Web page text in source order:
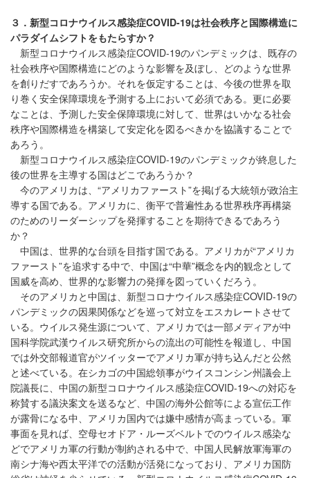
３．新型コロナウイルス感染症COVID-19は社会秩序と国際構造に
パラダイムシフトをもたらすか？
新型コロナウイルス感染症COVID-19のパンデミックは、既存の
社会秩序や国際構造にどのような影響を及ぼし、どのような世界
を創りだすであろうか。それを仮定することは、今後の世界を取
り巻く安全保障環境を予測する上において必須である。更に必要
なことは、予測した安全保障環境に対して、世界はいかなる社会
秩序や国際構造を構築して安定化を図るべきかを協議することで
あろう。
新型コロナウイルス感染症COVID-19のパンデミックが終息した
後の世界を主導する国はどこであろうか？
今のアメリカは、“アメリカファースト”を掲げる大統領が政治主
導する国である。アメリカに、衡平で普遍性ある世界秩序再構築
のためのリーダーシップを発揮することを期待できるであろう
か？
中国は、世界的な台頭を目指す国である。アメリカが“アメリカ
ファースト”を追求する中で、中国は“中華”概念を内的観念として
国威を高め、世界的な影響力の発揮を図っていくだろう。
そのアメリカと中国は、新型コロナウイルス感染症COVID-19の
パンデミックの因果関係などを巡って対立をエスカレートさせて
いる。ウイルス発生源について、アメリカでは一部メディアが中
国科学院武漢ウイルス研究所からの流出の可能性を報道し、中国
では外交部報道官がツイッターでアメリカ軍が持ち込んだと公然
と述べている。在シカゴの中国総領事がウイスコンシン州議会上
院議長に、中国の新型コロナウイルス感染症COVID-19への対応を
称賛する議決案文を送るなど、中国の海外公館等による宣伝工作
が露骨になる中、アメリカ国内では嫌中感情が高まっている。軍
事面を見れば、空母セオドア・ルーズベルトでのウイルス感染な
どでアメリカ軍の行動が制約される中で、中国人民解放軍海軍の
南シナ海や西太平洋での活動が活発になっており、アメリカ国防